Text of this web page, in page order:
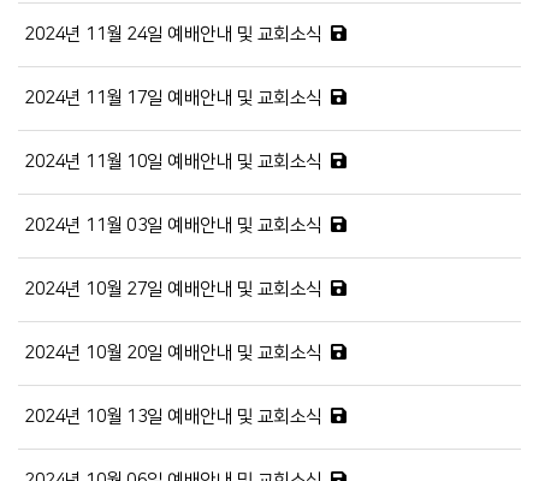
2024년 11월 24일 예배안내 및 교회소식
2024년 11월 17일 예배안내 및 교회소식
2024년 11월 10일 예배안내 및 교회소식
2024년 11월 03일 예배안내 및 교회소식
2024년 10월 27일 예배안내 및 교회소식
2024년 10월 20일 예배안내 및 교회소식
2024년 10월 13일 예배안내 및 교회소식